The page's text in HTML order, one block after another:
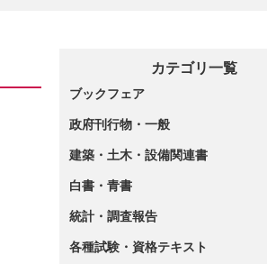
カテゴリ一覧
ブックフェア
政府刊行物・一般
建築・土木・設備関連書
白書・青書
統計・調査報告
各種試験・資格テキスト